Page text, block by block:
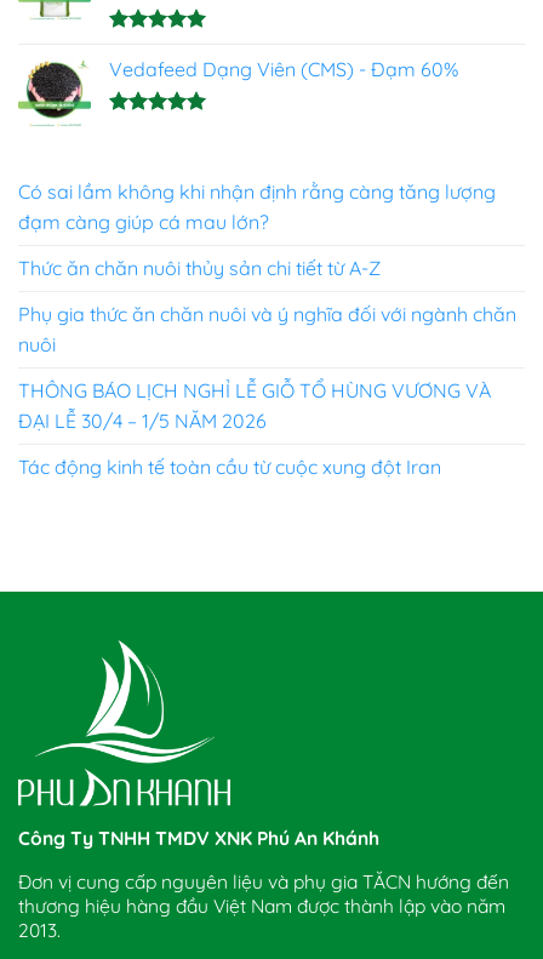
hạng5.00
Vedafeed Dạng Viên (CMS) - Đạm 60%
Có sai lầm không khi nhận định rằng càng tăng lượng
đạm càng giúp cá mau lớn?
Thức ăn chăn nuôi thủy sản chi tiết từ A-Z
Phụ gia thức ăn chăn nuôi và ý nghĩa đối với ngành chăn
nuôi
THÔNG BÁO LỊCH NGHỈ LỄ GIỖ TỔ HÙNG VƯƠNG VÀ
ĐẠI LỄ 30/4 – 1/5 NĂM 2026
Tác động kinh tế toàn cầu từ cuộc xung đột Iran
Công Ty TNHH TMDV XNK Phú An Khánh
Đơn vị cung cấp nguyên liệu và phụ gia TĂCN hướng đến
thương hiệu hàng đầu Việt Nam được thành lập vào năm
2013.